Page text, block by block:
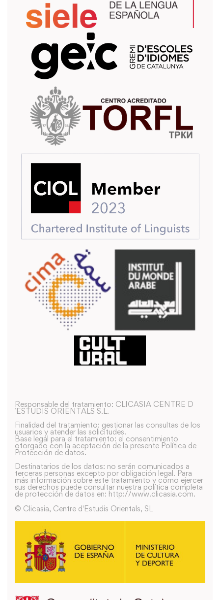
Responsable del tratamiento: CLICASIA CENTRE D
´ESTUDIS ORIENTALS S.L.
Finalidad del tratamiento: gestionar las consultas de los
usuarios y atender las solicitudes.
Base legal para el tratamiento: el consentimiento
otorgado con la aceptación de la presente Política de
Protección de datos.
Destinatarios de los datos: no serán comunicados a
terceras personas excepto por obligación legal. Para
más información sobre este tratamiento y como ejercer
sus derechos puede consultar nuestra política completa
de protección de datos en: http://www.clicasia.com.
© Clicasia, Centre d'Estudis Orientals, SL